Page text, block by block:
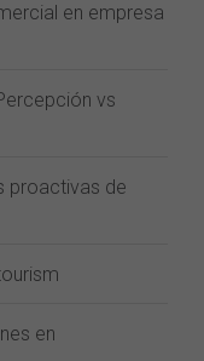
en empresa
vs
proactivas de
en